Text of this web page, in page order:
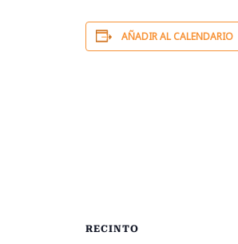
AÑADIR AL CALENDARIO
RECINTO